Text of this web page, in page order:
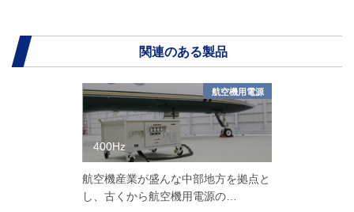
関連のある製品
航空機用電源
400Hz
航空機産業が盛んな中部地方を拠点と
し、古くから航空機用電源の…